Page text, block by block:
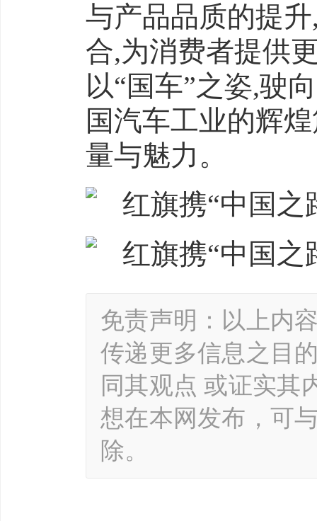
与产品品质的提
合,为消费者提供
以“国车”之姿,驶
国汽车工业的辉
量与魅力。
免责声明：以上内
传递更多信息之目
同其观点 或证实其
想在本网发布，可
除。